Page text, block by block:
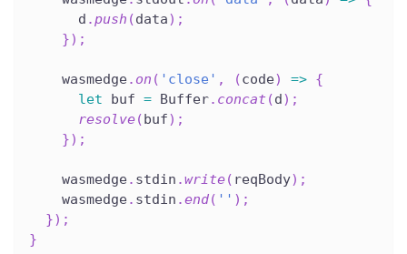
      d
.push (data) ;
}) ;
    wasmedge
. on ( 'close' , (code) => {
let buf = Buffer. concat (d) ;
resolve(buf) ;
}) ;
    wasmedge
. stdin .write( reqBody) ;
    wasmedge
. stdin .end( '' ) ;
}) ;
}